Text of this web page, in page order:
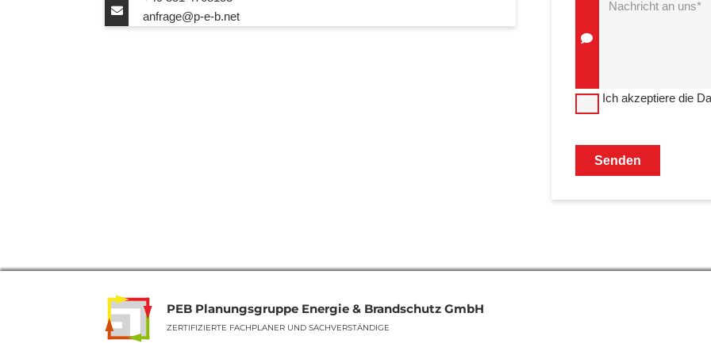
anfrage@p-e-b.net
Ich akzeptiere die
PEB Planungsgruppe Energie & Brandschutz GmbH
ZERTIFIZIERTE FACHPLANER UND SACHVERSTÄNDIGE